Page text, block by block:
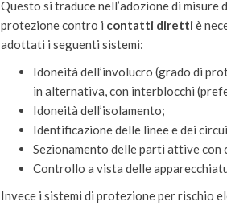
Questo si traduce nell’adozione di misure
protezione contro i contatti diretti è
adottati i seguenti sistemi:
Idoneità dell’involucro (grado di
in alternativa, con interblocchi
Idoneità dell’isolamento;
Identificazione delle linee e dei
Sezionamento delle parti attive
Controllo a vista delle
Invece i sistemi di protezione per rischio